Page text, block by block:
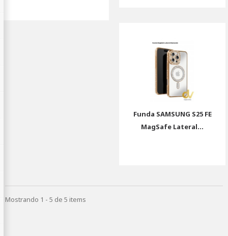
Funda SAMSUNG S25 FE
MagSafe Lateral...
Mostrando 1 - 5 de 5 items